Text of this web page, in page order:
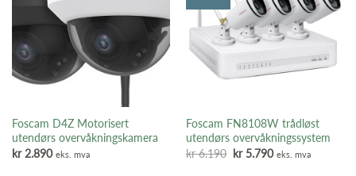
Foscam D4Z Motorisert
utendørs overvåkningskamera
kr2.890 eks. mva
Foscam FN8108W trådløst
utendørs overvåkningssystem
kr6.190 Opprinnelig
kr5.790Nåværende
eks. mva